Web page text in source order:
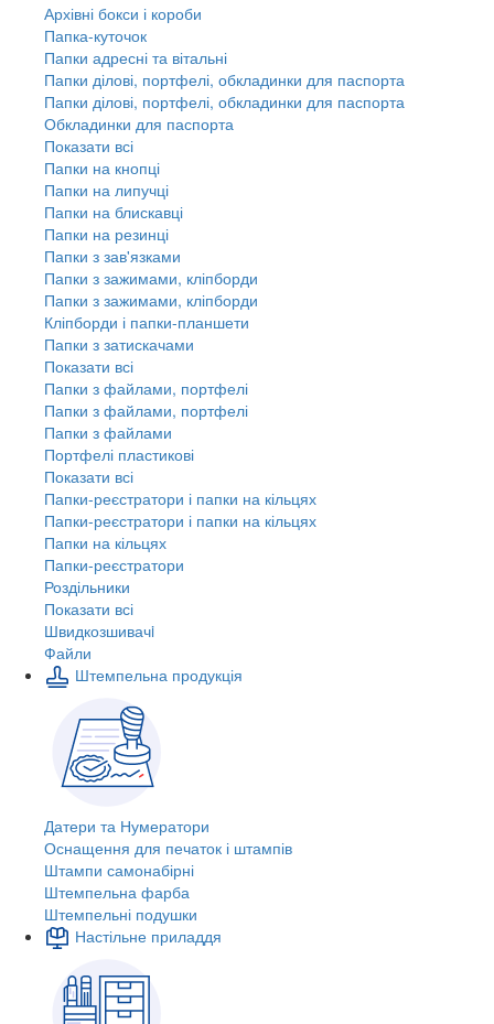
Архівні бокси і короби
Папка-куточок
Папки адресні та вітальні
Папки ділові, портфелі, обкладинки для паспорта
Папки ділові, портфелі, обкладинки для паспорта
Обкладинки для паспорта
Показати всі
Папки на кнопці
Папки на липучці
Папки на блискавці
Папки на резинці
Папки з зав'язками
Папки з зажимами, кліпборди
Папки з зажимами, кліпборди
Кліпборди і папки-планшети
Папки з затискачами
Показати всі
Папки з файлами, портфелі
Папки з файлами, портфелі
Папки з файлами
Портфелі пластикові
Показати всі
Папки-реєстратори і папки на кільцях
Папки-реєстратори і папки на кільцях
Папки на кільцях
Папки-реєстратори
Роздільники
Показати всі
Швидкозшивачi
Файли
Штемпельна продукція
Датери та Нумератори
Оснащення для печаток і штампів
Штампи самонабірні
Штемпельна фарба
Штемпельні подушки
Настільне приладдя